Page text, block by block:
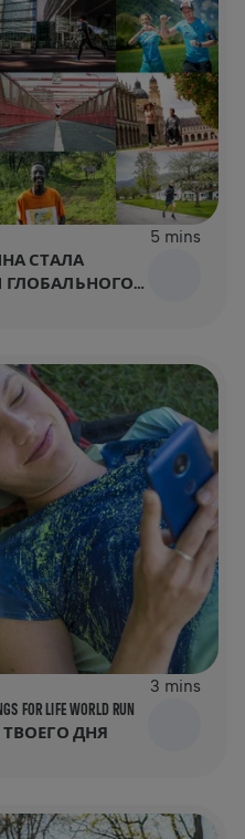
5 mins
СТАЛА
3 mins
LIFE WORLD RUN
ДНЯ